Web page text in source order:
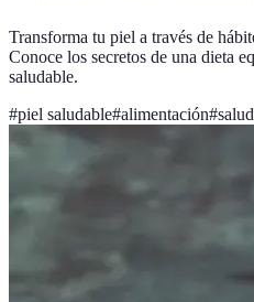
Transforma tu piel a través de
Conoce los secretos de una dieta
saludable.
#piel saludable#alimentación#salud